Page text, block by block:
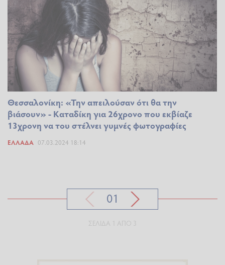
Θεσσαλονίκη: «Την απειλούσαν ότι θα την
βιάσουν» - Καταδίκη για 26χρονο που εκβίαζε
13χρονη να του στέλνει γυμνές φωτογραφίες
ΕΛΛΆΔΑ 07.03.2024 18:14
01
ΣΕΛΊΔΑ 1 ΑΠΌ 3